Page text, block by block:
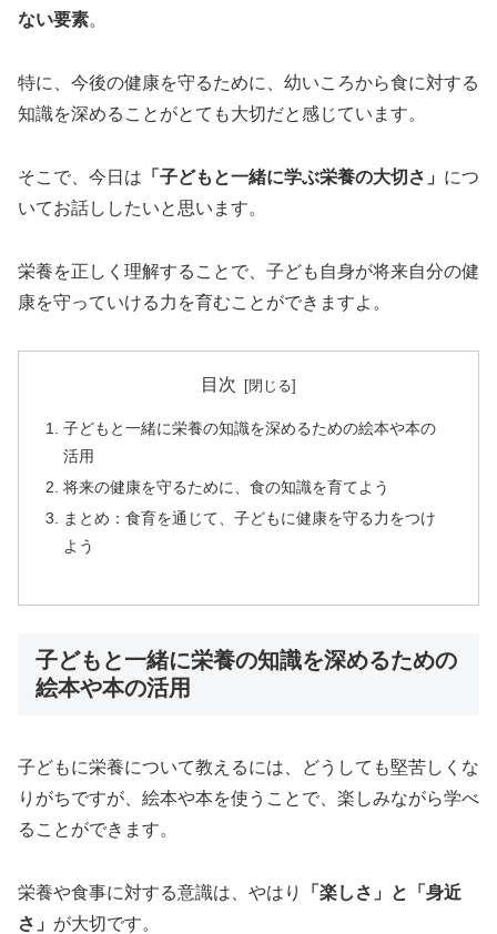
ない要素。
特に、今後の健康を守るために、幼いころから食に対する
知識を深めることがとても大切だと感じています。
そこで、今日は 「子どもと一緒に学ぶ栄養の大切さ」 につ
いてお話ししたいと思います。
栄養を正しく理解することで、子ども自身が将来自分の健
康を守っていける力を育むことができますよ。
目次
子どもと一緒に栄養の知識を深めるための絵本や本の
活用
将来の健康を守るために、食の知識を育てよう
まとめ：食育を通じて、子どもに健康を守る力をつけ
よう
子どもと一緒に栄養の知識を深めるための
絵本や本の活用
子どもに栄養について教えるには、どうしても堅苦しくな
りがちですが、絵本や本を使うことで、楽しみながら学べ
ることができます。
栄養や食事に対する意識は、やはり
「楽しさ」と「身近
さ」 が大切です。